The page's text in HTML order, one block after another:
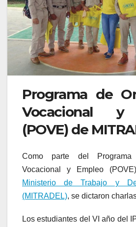
Programa de
Vocacional y
(POVE) de
Como parte del Programa
Vocacional y Empleo
Ministerio de Trabajo y
(MITRADEL), se dictaron
Los estudiantes del VI año del